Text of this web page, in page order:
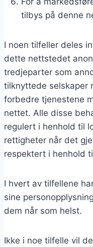
tilbys på denne
I noen tilfeller deles
dette nettstedet
tredjeparter som
tilknyttede selskaper
forbedre tjenestene
nettet. Alle disse
regulert i henhold til
rettigheter når det
respektert i henhold
I hvert av tilfellene
sine
dem når som helst.
Ikke i noe tilfelle vil